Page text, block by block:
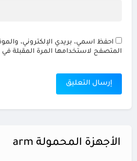
احفظ اسمي، بريدي الإلكتروني،
المتصفح لاستخدامها المرة المقبلة في
الأجهزة المحمولة arm